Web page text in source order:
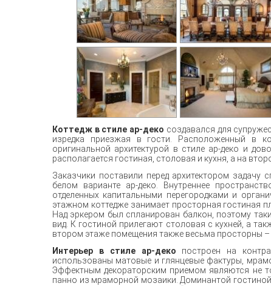
Коттедж в стиле ар-деко создавался для
изредка приезжая в гости. Расположенный в
оригинальной архитектурой в стиле ар-деко и
располагается гостиная, столовая и кухня, а на
Заказчики поставили перед архитектором задачу
белом варианте ар-деко. Внутреннее
отделенных капитальными перегородками и
этажном коттедже занимает просторная
Над эркером был спланирован балкон, поэтому
вид. К гостиной прилегают столовая с кухней, а
втором этаже помещения также весьма просторны
Интерьер в стиле ар-деко построен на
использованы матовые и глянцевые фактуры,
Эффектным декораторским приемом являются не
панно из мраморной мозаики. Доминантой